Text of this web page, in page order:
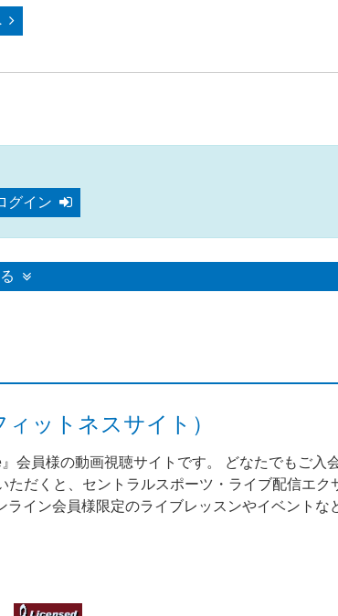
グイン
ットネスサイト）
会員様の動画視聴サイトです。 どなたでもご入
だくと、セントラルスポーツ・ライブ配信エク
イン会員様限定のライブレッスンやイベントな